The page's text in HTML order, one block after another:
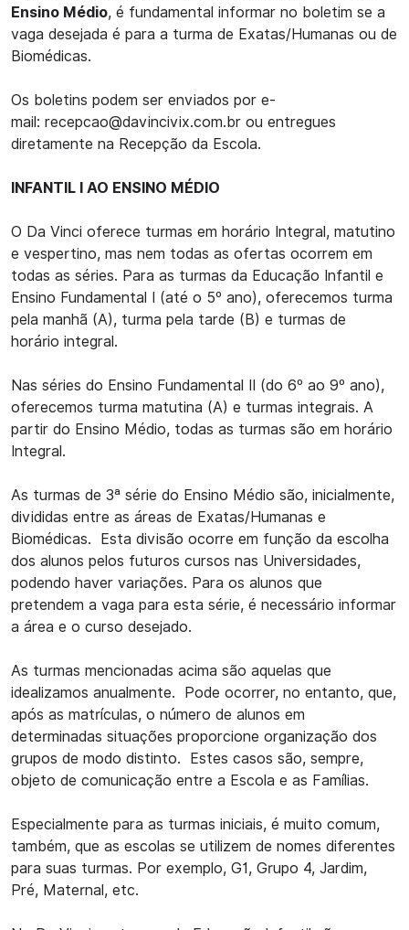
Ensino Médio, é fundamental informar no boletim se a
vaga desejada é para a turma de Exatas/Humanas ou de
Biomédicas.
Os boletins podem ser enviados por e-
mail: recepcao@davincivix.com.br ou entregues
diretamente na Recepção da Escola.
INFANTIL I AO ENSINO MÉDIO
O Da Vinci oferece turmas em horário Integral, matutino
e vespertino, mas nem todas as ofertas ocorrem em
todas as séries. Para as turmas da Educação Infantil e
Ensino Fundamental I (até o 5º ano), oferecemos turma
pela manhã (A), turma pela tarde (B) e turmas de
horário integral.
Nas séries do Ensino Fundamental II (do 6º ao 9º ano),
oferecemos turma matutina (A) e turmas integrais. A
partir do Ensino Médio, todas as turmas são em horário
Integral.
As turmas de 3ª série do Ensino Médio são, inicialmente,
divididas entre as áreas de Exatas/Humanas e
Biomédicas. Esta divisão ocorre em função da escolha
dos alunos pelos futuros cursos nas Universidades,
podendo haver variações. Para os alunos que
pretendem a vaga para esta série, é necessário informar
a área e o curso desejado.
As turmas mencionadas acima são aquelas que
idealizamos anualmente. Pode ocorrer, no entanto, que,
após as matrículas, o número de alunos em
determinadas situações proporcione organização dos
grupos de modo distinto. Estes casos são, sempre,
objeto de comunicação entre a Escola e as Famílias.
Especialmente para as turmas iniciais, é muito comum,
também, que as escolas se utilizem de nomes diferentes
para suas turmas. Por exemplo, G1, Grupo 4, Jardim,
Pré, Maternal, etc.